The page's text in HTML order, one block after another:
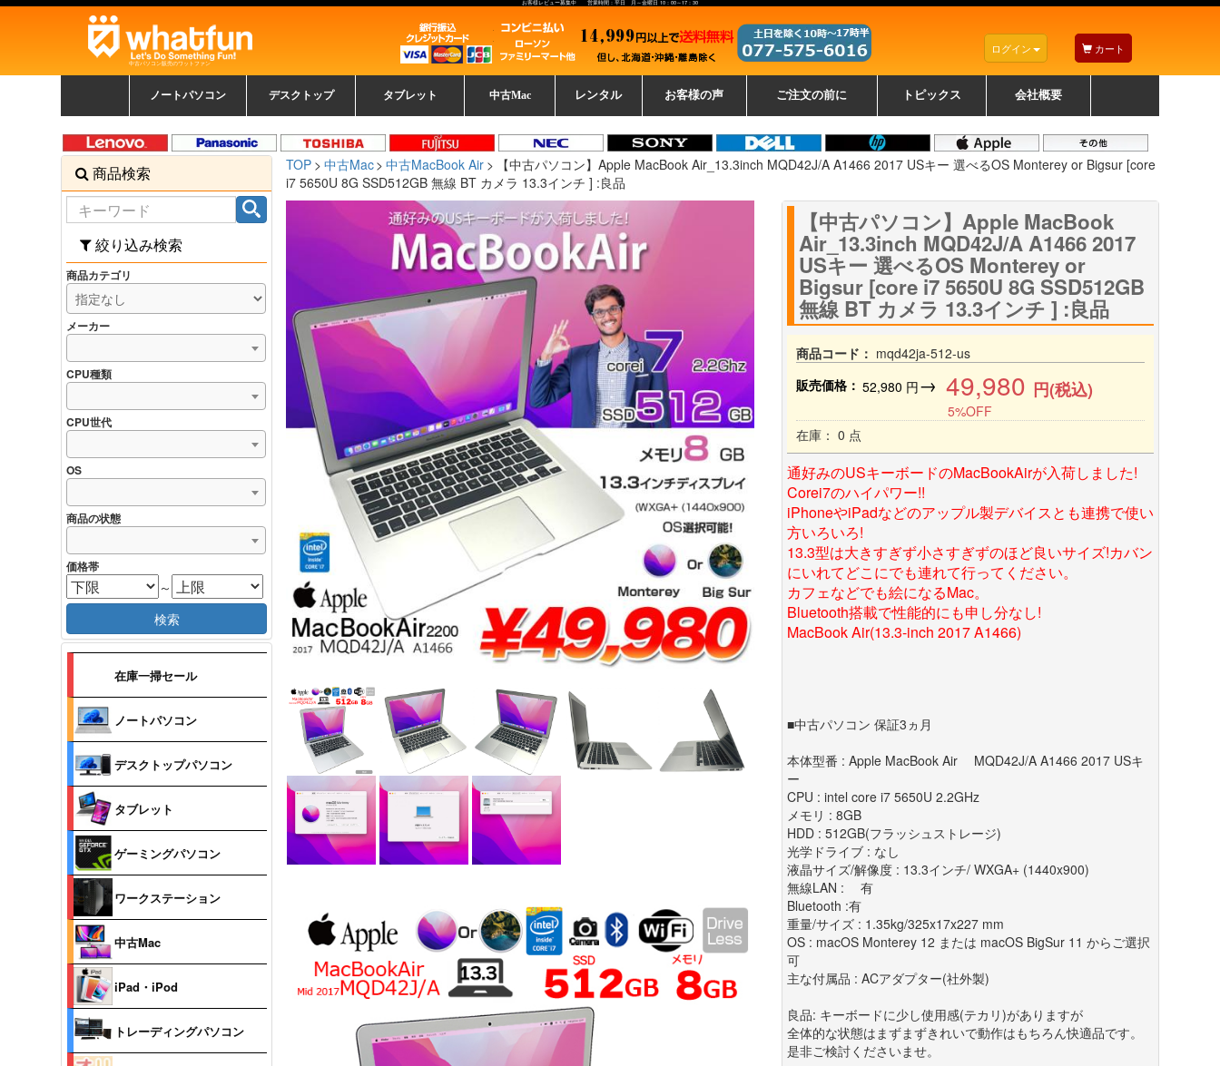
お客様レビュー募集中 営業時間：平日 月～金曜日 10：00～17：30
中古パソコン販売のワットファン
ログイン カート
ノートパソコン
覧
パソコン
ッカード
デスクトップ
中古デスクトップ一覧
新品デスクトップ一
覧
ゲーミングパソコン
トレーディングパソ
コン
ッカード
タブレット 中古Mac レンタル お客様の声 ご注文の前に トピックス 会社概要
TOP 中古Mac 中古MacBook Air
【中古パソコン】Apple MacBook Air_13.3inch MQD42J/A A1466 2017 USキー 選べるOS Monterey or Bigsur [core
i7 5650U 8G SSD512GB 無線 BT カメラ 13.3インチ ] :良品
【中古パソコン】Apple MacBook
Air_13.3inch MQD42J/A A1466 2017
USキー 選べるOS Monterey or
Bigsur [core i7 5650U 8G SSD512GB
無線 BT カメラ 13.3インチ ] :良品
商品コード： mqd42ja-512-us
販売価格： 52,980 円→ 49,980 円(税込)
5%OFF
在庫： 0 点
通好みのUSキーボードのMacBookAirが入荷しました!
Corei7のハイパワー!!
iPhoneやiPadなどのアップル製デバイスとも連携で使い
方いろいろ!
13.3型は大きすぎず小さすぎずのほど良いサイズ!カバン
にいれてどこにでも連れて行ってください。
カフェなどでも絵になるMac。
Bluetooth搭載で性能的にも申し分なし!
MacBook Air(13.3-inch 2017 A1466)
■中古パソコン 保証3ヵ月
本体型番 : Apple MacBook Air MQD42J/A A1466 2017 USキ
ー
CPU : intel core i7 5650U 2.2GHz
メモリ : 8GB
HDD : 512GB(フラッシュストレージ)
光学ドライブ : なし
液晶サイズ/解像度 : 13.3インチ/ WXGA+ (1440x900)
無線LAN : 有
Bluetooth :有
重量/サイズ : 1.35kg/325x17x227 mm
OS : macOS Monterey 12 または macOS BigSur 11 からご選択
可
主な付属品 : ACアダプター(社外製)
良品: キーボードに少し使用感(テカリ)がありますが
全体的な状態はまずまずきれいで動作はもちろん快適品です。
是非ご検討くださいませ。
商品検索
絞り込み検索
商品カテゴリ
メーカー
CPU種類
CPU世代
OS
商品の状態
価格帯
～
検索
在庫一掃セール
ノートパソコン
デスクトップパソコン
タブレット
ゲーミングパソコン
ワークステーション
中古Mac
iPad・iPod
トレーディングパソコン